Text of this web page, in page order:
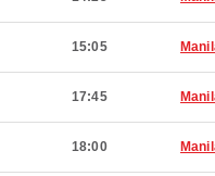
15:05
17:45
18:00